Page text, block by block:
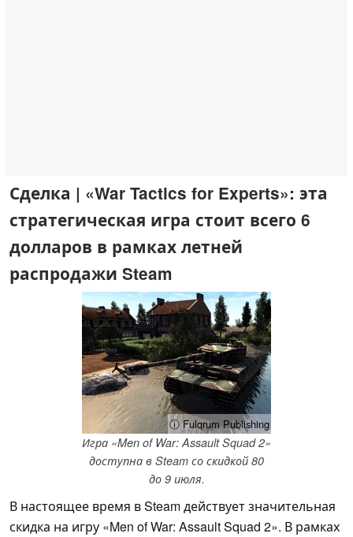
Сделка | «War Tactics for Experts»: эта
стратегическая игра стоит всего 6
долларов в рамках летней
распродажи Steam
ⓘ Fulqrum Publishing
Игра «Men of War: Assault Squad 2»
доступна в Steam со скидкой 80
до 9 июля.
В настоящее время в Steam действует значительная
скидка на игру «Men of War: Assault Squad 2». В рамках